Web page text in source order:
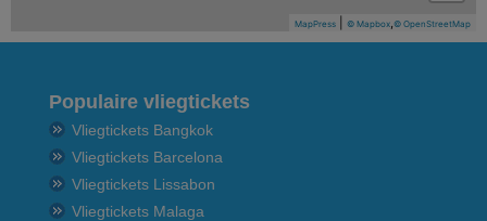
MapPress © Mapbox © OpenStreetMap
Populaire vliegtickets
Vliegtickets Bangkok
Vliegtickets Barcelona
Vliegtickets Lissabon
Vliegtickets Malaga